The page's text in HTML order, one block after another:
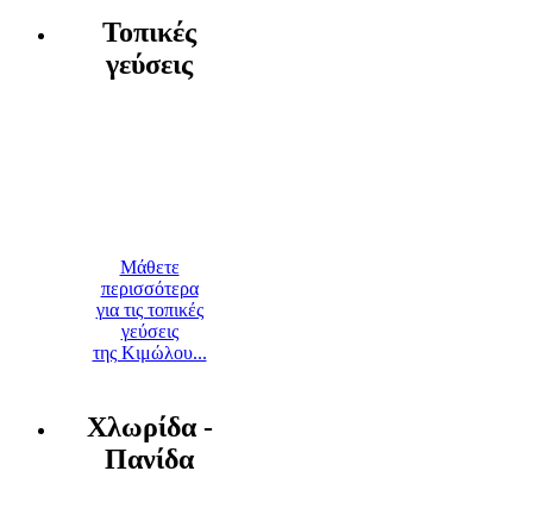
Τοπικές
γεύσεις
Μάθετε
περισσότερα
για τις τοπικές
γεύσεις
της Κιμώλου...
Χλωρίδα -
Πανίδα